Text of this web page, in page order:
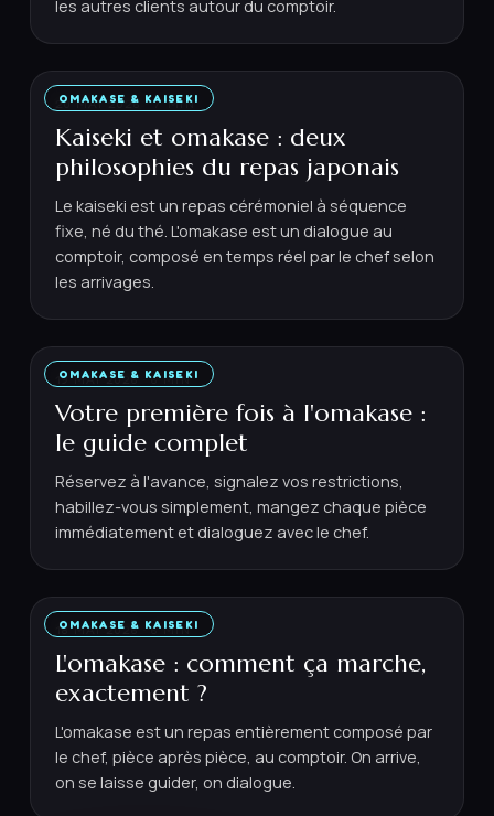
les autres clients autour du comptoir.
OMAKASE & KAISEKI
20 MAI 2026 · 7 MIN
Kaiseki et omakase : deux
philosophies du repas japonais
Le kaiseki est un repas cérémoniel à séquence
fixe, né du thé. L'omakase est un dialogue au
comptoir, composé en temps réel par le chef selon
les arrivages.
OMAKASE & KAISEKI
19 MAI 2026 · 6 MIN
Votre première fois à l'omakase :
le guide complet
Réservez à l'avance, signalez vos restrictions,
habillez-vous simplement, mangez chaque pièce
immédiatement et dialoguez avec le chef.
OMAKASE & KAISEKI
18 MAI 2026 · 6 MIN
L'omakase : comment ça marche,
exactement ?
L'omakase est un repas entièrement composé par
le chef, pièce après pièce, au comptoir. On arrive,
on se laisse guider, on dialogue.